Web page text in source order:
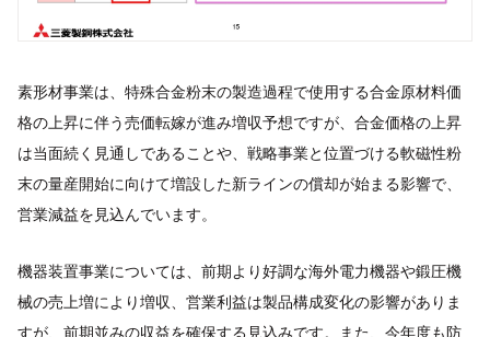
素形材事業は、特殊合金粉末の製造過程で使用する合金原材料価
格の上昇に伴う売価転嫁が進み増収予想ですが、合金価格の上昇
は当面続く見通しであることや、戦略事業と位置づける軟磁性粉
末の量産開始に向けて増設した新ラインの償却が始まる影響で、
営業減益を見込んでいます。
機器装置事業については、前期より好調な海外電力機器や鍛圧機
械の売上増により増収、営業利益は製品構成変化の影響がありま
すが、前期並みの収益を確保する見込みです。また、今年度も防